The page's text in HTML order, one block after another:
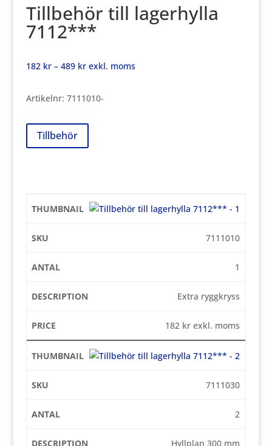
Tillbehör till lagerhylla
7112***
182 kr – 489 krPrisintervall:
till
exkl. moms
Artikelnr: 7111010-
Tillbehör
7111010
1
Extra ryggkryss
182 kr exkl. moms
7111030
2
Hyllplan 300 mm